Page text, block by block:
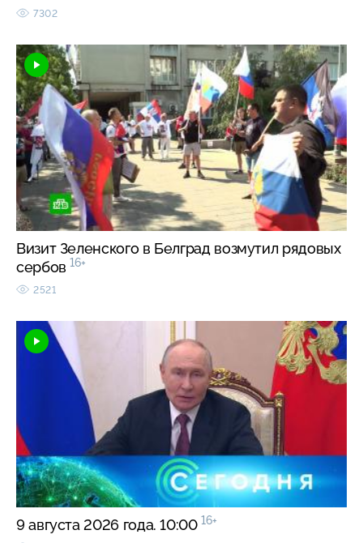
7302
Визит Зеленского в Белград возмутил рядовых
сербов 16+
2521
9 августа 2026 года. 10:00 16+